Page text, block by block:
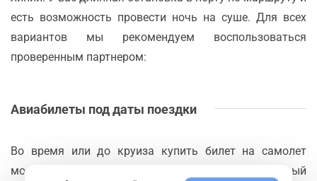
есть возможность провести ночь на суше. Для всех
вариантов мы рекомендуем воспользоваться
проверенным партнером:
Авиабилеты под даты поездки
Во время или до круиза купить билет на самолет
может стать актуальной необходимостью. Самый